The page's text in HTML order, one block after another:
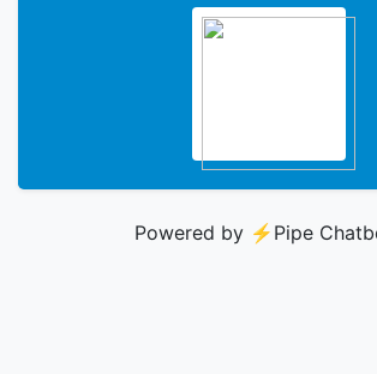
Powered by ⚡️ Pipe